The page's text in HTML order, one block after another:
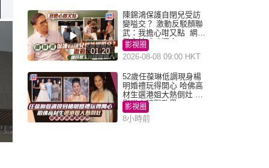
01:20
陳錦鴻保護自閉兒受訪
變嗌交？ 激動反駁顏聯
武：我擔心咁又點 網民
批主持咄咄逼人
影視圈
2026-08-08 09:00 HKT
52歲任葆琳低調現身楊
明婚禮玩得開心 哈佛高
材生選港姐大熱倒灶 息
影從商轉戰政界
影視圈
8小時前